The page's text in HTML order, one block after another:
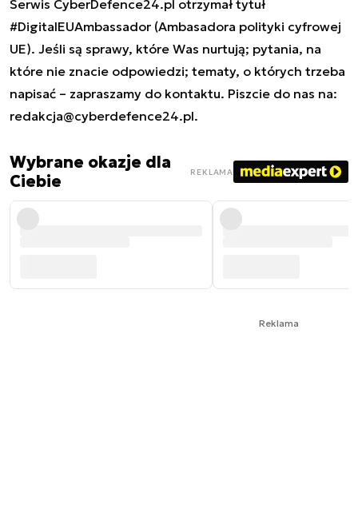
Serwis CyberDefence24.pl otrzymał tytuł
#DigitalEUAmbassador (Ambasadora polityki cyfrowej
UE). Jeśli są sprawy, które Was nurtują; pytania, na
które nie znacie odpowiedzi; tematy, o których trzeba
napisać – zapraszamy do kontaktu. Piszcie do nas na:
redakcja@cyberdefence24.pl.
Wybrane okazje dla
Ciebie
REKLAMA
Reklama